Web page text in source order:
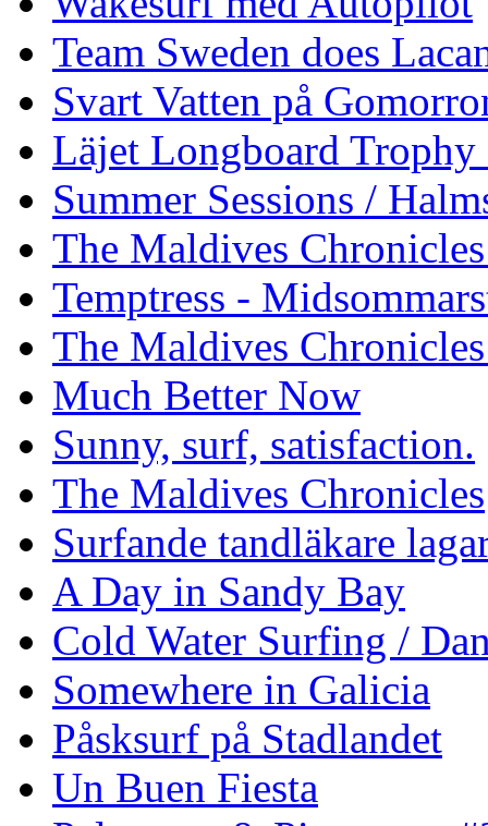
Team Sweden does
Svart Vatten på
Läjet Longboard
Summer Sessions /
The Maldives
Temptress -
The Maldives
Much Better Now
Sunny, surf, satisfaction.
The Maldives Chronicles
Surfande tandläkare
A Day in Sandy Bay
Cold Water Surfing /
Somewhere in Galicia
Påsksurf på Stadlandet
Un Buen Fiesta